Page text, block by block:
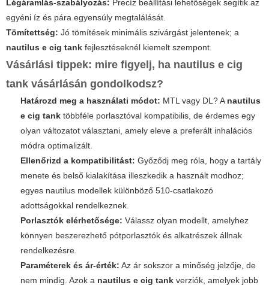
Légáramlás-szabályozás: Precíz beállítási lehetőségek segítik az
egyéni íz és pára egyensúly megtalálását.
Tömítettség: Jó tömítések minimális szivárgást jelentenek; a
nautilus e cig tank fejlesztéseknél kiemelt szempont.
Vásárlási tippek: mire figyelj, ha nautilus e cig
tank vásárlásán gondolkodsz?
Határozd meg a használati módot: MTL vagy DL? Anautilus
e cig tank többféle porlasztóval kompatibilis, de érdemes egy
olyan változatot választani, amely eleve a preferált inhalációs
módra optimalizált.
Ellenőrizd a kompatibilitást: Győződj meg róla, hogy a tartály
menete és belső kialakítása illeszkedik a használt modhoz;
egyes nautilus modellek különböző 510-csatlakozó
adottságokkal rendelkeznek.
Porlasztók elérhetősége: Válassz olyan modellt, amelyhez
könnyen beszerezhető pótporlasztók és alkatrészek állnak
rendelkezésre.
Paraméterek és ár-érték: Az ár sokszor a minőség jelzője, de
nem mindig. Azok a nautilus e cig tank verziók, amelyek jobb